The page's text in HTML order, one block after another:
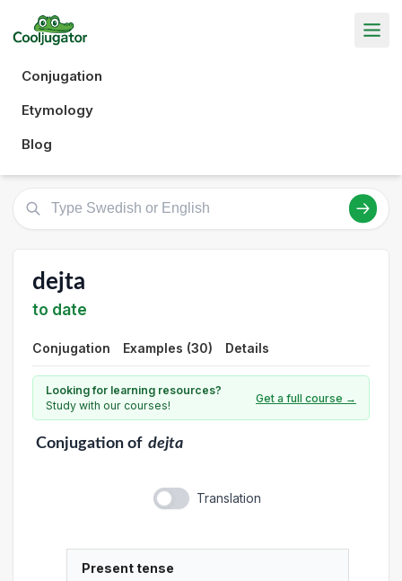
Conjugation
Etymology
Blog
dejta
to date
Conjugation Examples (30) Details
Looking for learning resources?
Study with our courses!
Get a full course →
Conjugationof dejta
Translation
Present tense